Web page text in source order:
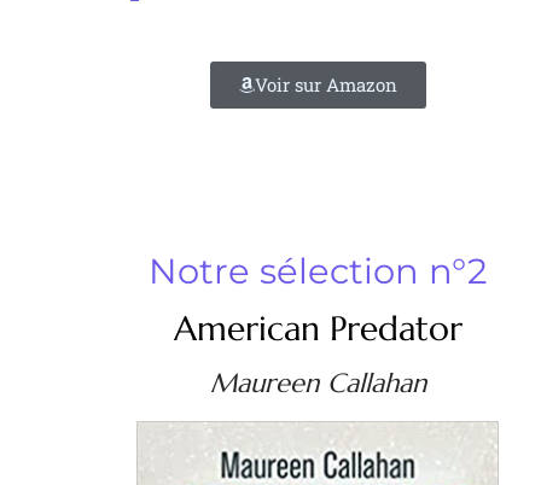
Voir sur Amazon
Notre sélection n°2
American Predator
Maureen Callahan